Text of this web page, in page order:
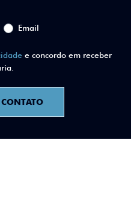
Email
e concordo em receber